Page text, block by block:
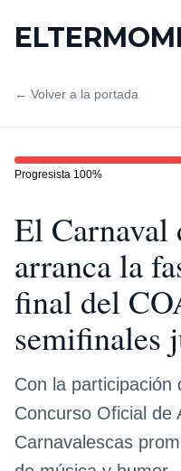
← Volver a la portada
Progresista 100%
El Carnaval
arranca la
final del
semifinales
Con la participación
Concurso Oficial de
Carnavalescas